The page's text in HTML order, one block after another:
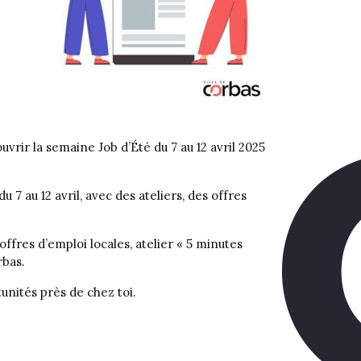
la semaine Job d’Été du 7 au 12 avril 2025
7 au 12 avril, avec des ateliers, des offres
d’emploi locales, atelier « 5 minutes
près de chez toi.